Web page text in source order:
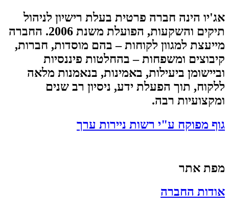
אג'יו הינה חברה פרטית בעלת רישיון לניהול
תיקים והשקעות, הפועלת משנת 2006. החברה
מייעצת למגוון לקוחות – בהם מוסדות, חברות,
קיבוצים ומשפחות – בהחלטות פיננסיות
וביישומן ביעילות, באמינות, בנאמנות מלאה
ללקוח, תוך הפעלת ידע, ניסיון רב שנים
ומקצועיות רבה.
גוף מפוקח ע"י רשות ניירות ערך
מפת אתר
אודות החברה